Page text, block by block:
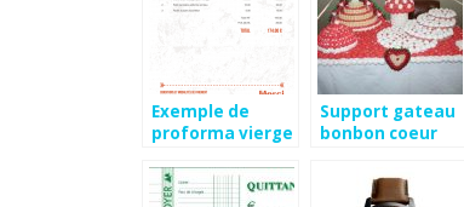
Exemple de
proforma vierge
Support gateau
bonbon coeur